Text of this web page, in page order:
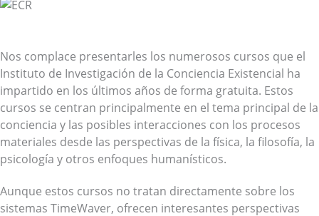
Nos complace presentarles los numerosos cursos que el
Instituto de Investigación de la Conciencia Existencial ha
impartido en los últimos años de forma gratuita. Estos
cursos se centran principalmente en el tema principal de la
conciencia y las posibles interacciones con los procesos
materiales desde las perspectivas de la física, la filosofía, la
psicología y otros enfoques humanísticos.
Aunque estos cursos no tratan directamente sobre los
sistemas TimeWaver, ofrecen interesantes perspectivas